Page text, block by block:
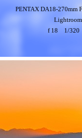
PENTAX DA18-270mm
f 18 1/320